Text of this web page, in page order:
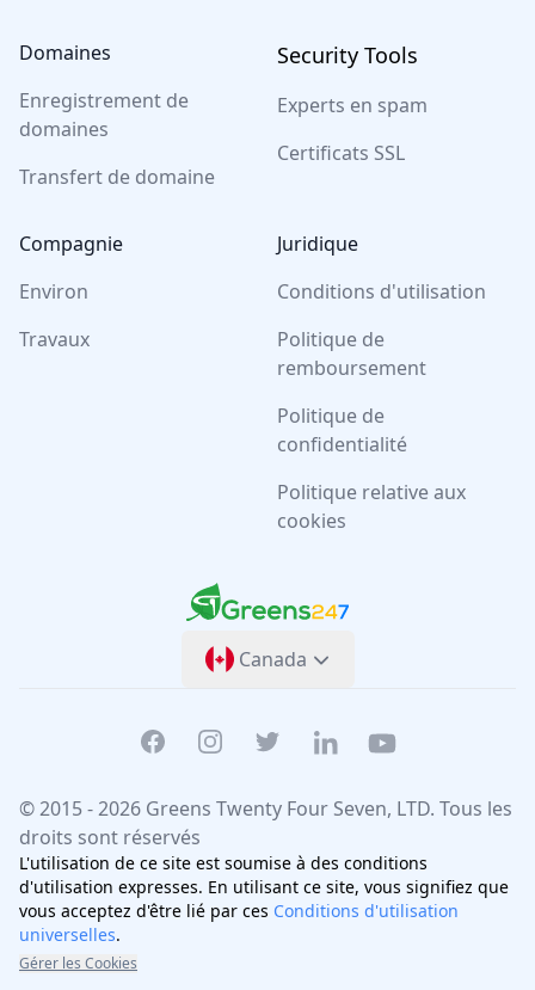
Domaines
Enregistrement de
domaines
Transfert de domaine
Security Tools
Experts en spam
Certificats SSL
Compagnie
Environ
Travaux
Juridique
Conditions d'utilisation
Politique de
remboursement
Politique de
confidentialité
Politique relative aux
cookies
Greens247
Greens247
Canada
FacebookInstagramTwitterLinkedinYoutube
© 2015 -2026 Greens Twenty Four Seven, LTD. Tous les
droits sont réservés
L'utilisation de ce site est soumise à des conditions
d'utilisation expresses. En utilisant ce site, vous signifiez que
vous acceptez d'être lié par ces Conditions d'utilisation
universelles.
Gérer les Cookies